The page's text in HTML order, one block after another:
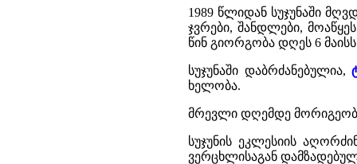
1989 წლიდან სუჯუნაში
ჯვრები, შანდლები,
წინ გიორგობა დღეს 6
სუჯუნაში დაბრძანებულია,
ხელობა.
მრევლი დღემდე
სუჯუნის ეკლესიის
ვერცხლისაგან